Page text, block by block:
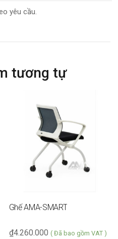
yêu cầu.
tương tự
Ghế AMA-SMART
4.260.000
₫ ( Đã bao gồm VAT )